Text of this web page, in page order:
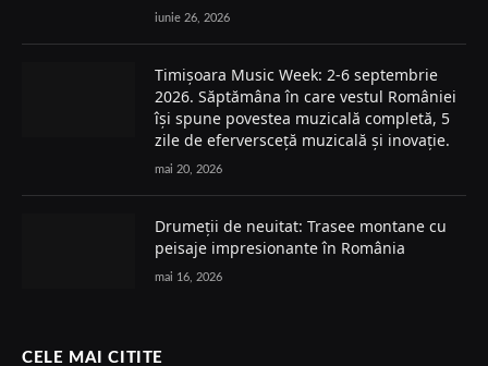
iunie 26, 2026
Timișoara Music Week: 2-6 septembrie
2026. Săptămâna în care vestul României
își spune povestea muzicală completă, 5
zile de eferversceță muzicală și inovație.
mai 20, 2026
Drumeții de neuitat: Trasee montane cu
peisaje impresionante în România
mai 16, 2026
CELE MAI CITITE